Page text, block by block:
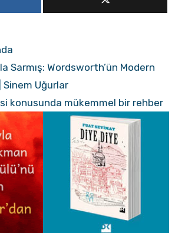
Sarmış: Wordsworth’ün Modern
Sinem Uğurlar
konusunda mükemmel bir rehber